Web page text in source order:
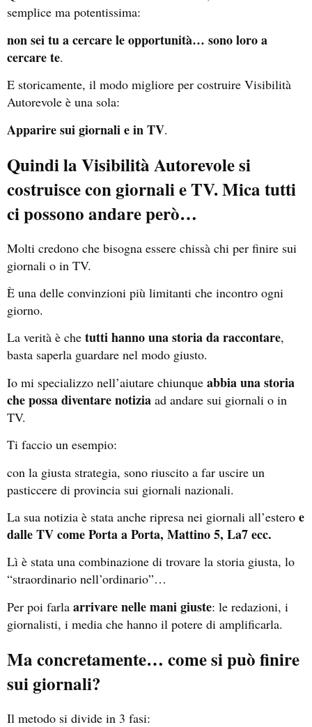
semplice ma potentissima:
non sei tu a cercare le opportunità… sono loro a
cercare te.
E storicamente, il modo migliore per costruire Visibilità
Autorevole è una sola:
Apparire sui giornali e in TV.
Quindi la Visibilità Autorevole si
costruisce con giornali e TV. Mica tutti
ci possono andare però…
Molti credono che bisogna essere chissà chi per finire sui
giornali o in TV.
È una delle convinzioni più limitanti che incontro ogni
giorno.
La verità è che tutti hanno una storia da raccontare,
basta saperla guardare nel modo giusto.
Io mi specializzo nell’aiutare chiunque abbia una storia
che possa diventare notizia ad andare sui giornali o in
TV.
Ti faccio un esempio:
con la giusta strategia, sono riuscito a far uscire un
pasticcere di provincia sui giornali nazionali.
La sua notizia è stata anche ripresa nei giornali all’estero e
dalle TV come Porta a Porta, Mattino 5, La7 ecc.
Lì è stata una combinazione di trovare la storia giusta, lo
“straordinario nell’ordinario”…
Per poi farla arrivare nelle mani giuste: le redazioni, i
giornalisti, i media che hanno il potere di amplificarla.
Ma concretamente… come si può finire
sui giornali?
Il metodo si divide in 3 fasi: